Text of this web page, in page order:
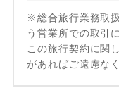
※総合旅行業務取
う営業所での取引
この旅行契約に関
があればご遠慮な